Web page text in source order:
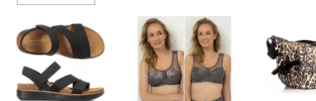
oder
wischen
Sie
Touch-
Geräten